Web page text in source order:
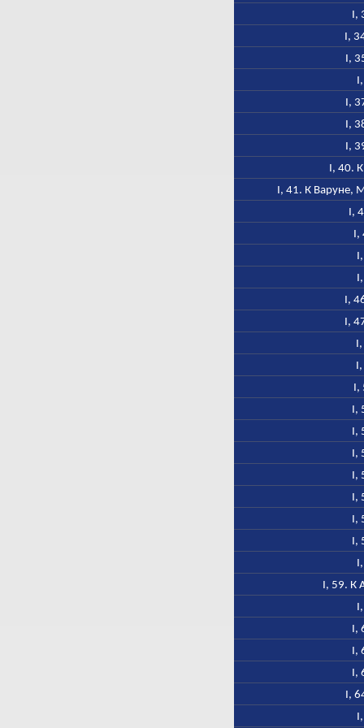
I,
I,
I,
I,
I,
I,
I, 40.
I, 41. К Варуне,
I,
I,
I,
I,
I,
I,
I,
I,
I,
I,
I,
I,
I, 59. К
I,
I,
I,
I,